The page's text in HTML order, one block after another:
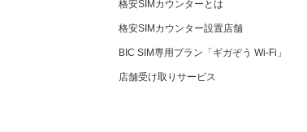
格安SIMカウンターとは
格安SIMカウンター設置店舗
BIC SIM専用プラン「ギガぞう Wi-Fi」
店舗受け取りサービス